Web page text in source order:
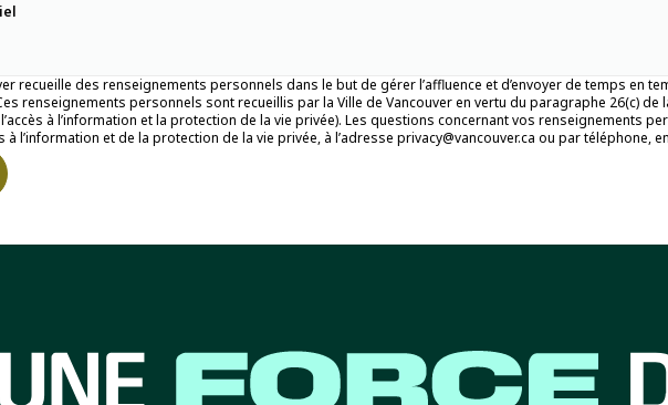
recueille des renseignements personnels dans le but de gérer l’affluence et d’envoyer de temps en
renseignements personnels sont recueillis par la Ville de Vancouver en vertu du paragraphe 26(c)
à l’information et la protection de la vie privée). Les questions concernant vos renseignements
à l’information et de la protection de la vie privée, à l’adresse privacy@vancouver.ca ou par téléphone,